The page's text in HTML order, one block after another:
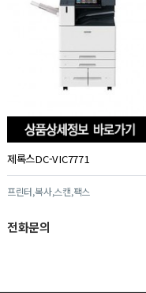
제록스DC-VIC7771
프린터,복사,스캔,팩스
전화문의